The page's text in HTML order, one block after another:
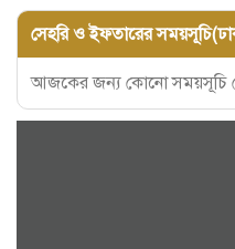
সেহরি ও ইফতারের
আজকের জন্য কোনো সময়সূচি